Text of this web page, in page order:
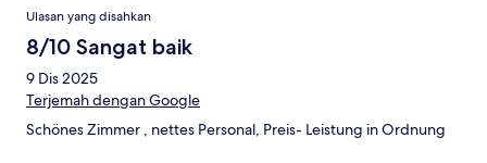
Ulasan yang disahkan
8/10 Sangat baik
9 Dis 2025
Terjemah dengan Google
Schönes Zimmer , nettes Personal, Preis- Leistung in Ordnung